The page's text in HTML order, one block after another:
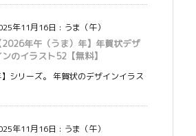
年11月16日 : うま（午）
2026年午（うま）年】年賀状デザ
ンのイラスト52【無料】
シリーズ。 年賀状のデザインイラス
年11月16日 : うま（午）